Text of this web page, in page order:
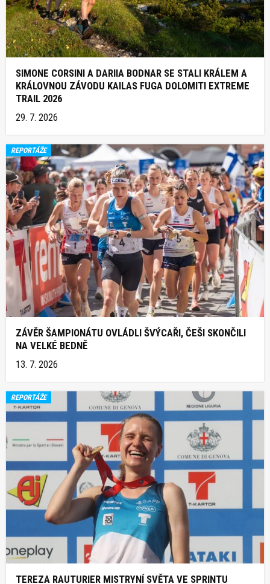
SIMONE CORSINI A DARIIA BODNAR SE STALI KRÁLEM A
KRÁLOVNOU ZÁVODU KAILAS FUGA DOLOMITI EXTREME
TRAIL 2026
29. 7. 2026
REPORTÁŽE
ZÁVĚR ŠAMPIONÁTU OVLÁDLI ŠVÝCAŘI, ČEŠI SKONČILI
NA VELKÉ BEDNĚ
13. 7. 2026
REPORTÁŽE
TEREZA RAUTURIER MISTRYNÍ SVĚTA VE SPRINTU